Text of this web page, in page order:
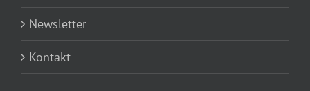
Newsletter
Kontakt